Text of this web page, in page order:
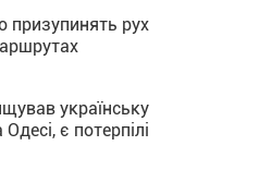
призупинять рух
українську
є потерпілі